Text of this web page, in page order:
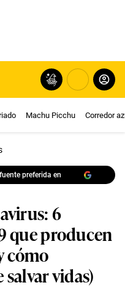
Machu Picchu Corredor
preferida en
6
que producen
cómo
vidas)